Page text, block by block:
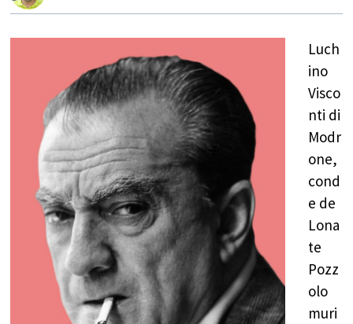
Luch
ino
Visco
nti di
Modr
one,
cond
e de
Lona
te
Pozz
olo
muri